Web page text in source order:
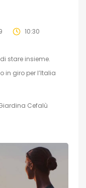
10:30
stare insieme.
in giro per l’Italia
Cefalù